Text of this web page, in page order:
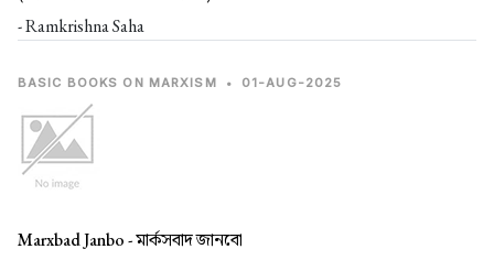
- Ramkrishna Saha
BASIC BOOKS ON MARXISM • 01-AUG-2025
Marxbad Janbo -মার্কসবাদ জানবো